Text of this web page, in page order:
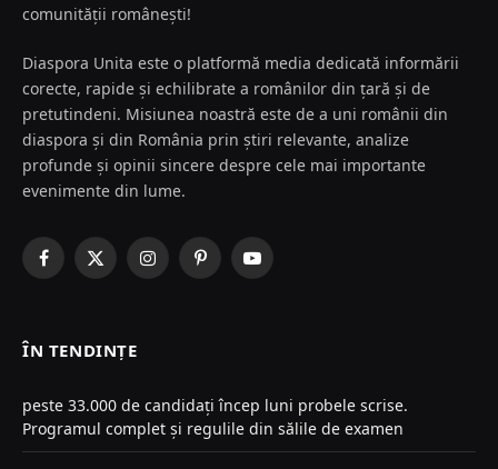
comunității românești!
Diaspora Unita este o platformă media dedicată informării
corecte, rapide și echilibrate a românilor din țară și de
pretutindeni. Misiunea noastră este de a uni românii din
diaspora și din România prin știri relevante, analize
profunde și opinii sincere despre cele mai importante
evenimente din lume.
Facebook
X
InstagramPinterestYouTube
ÎN TENDINȚE
peste 33.000 de candidați încep luni probele scrise.
Programul complet și regulile din sălile de examen